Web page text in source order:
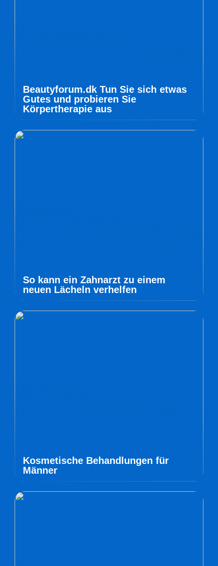
Beautyforum.dk Tun Sie sich etwas
Gutes und probieren Sie
Körpertherapie aus
So kann ein Zahnarzt zu einem
neuen Lächeln verhelfen
Kosmetische Behandlungen für
Männer